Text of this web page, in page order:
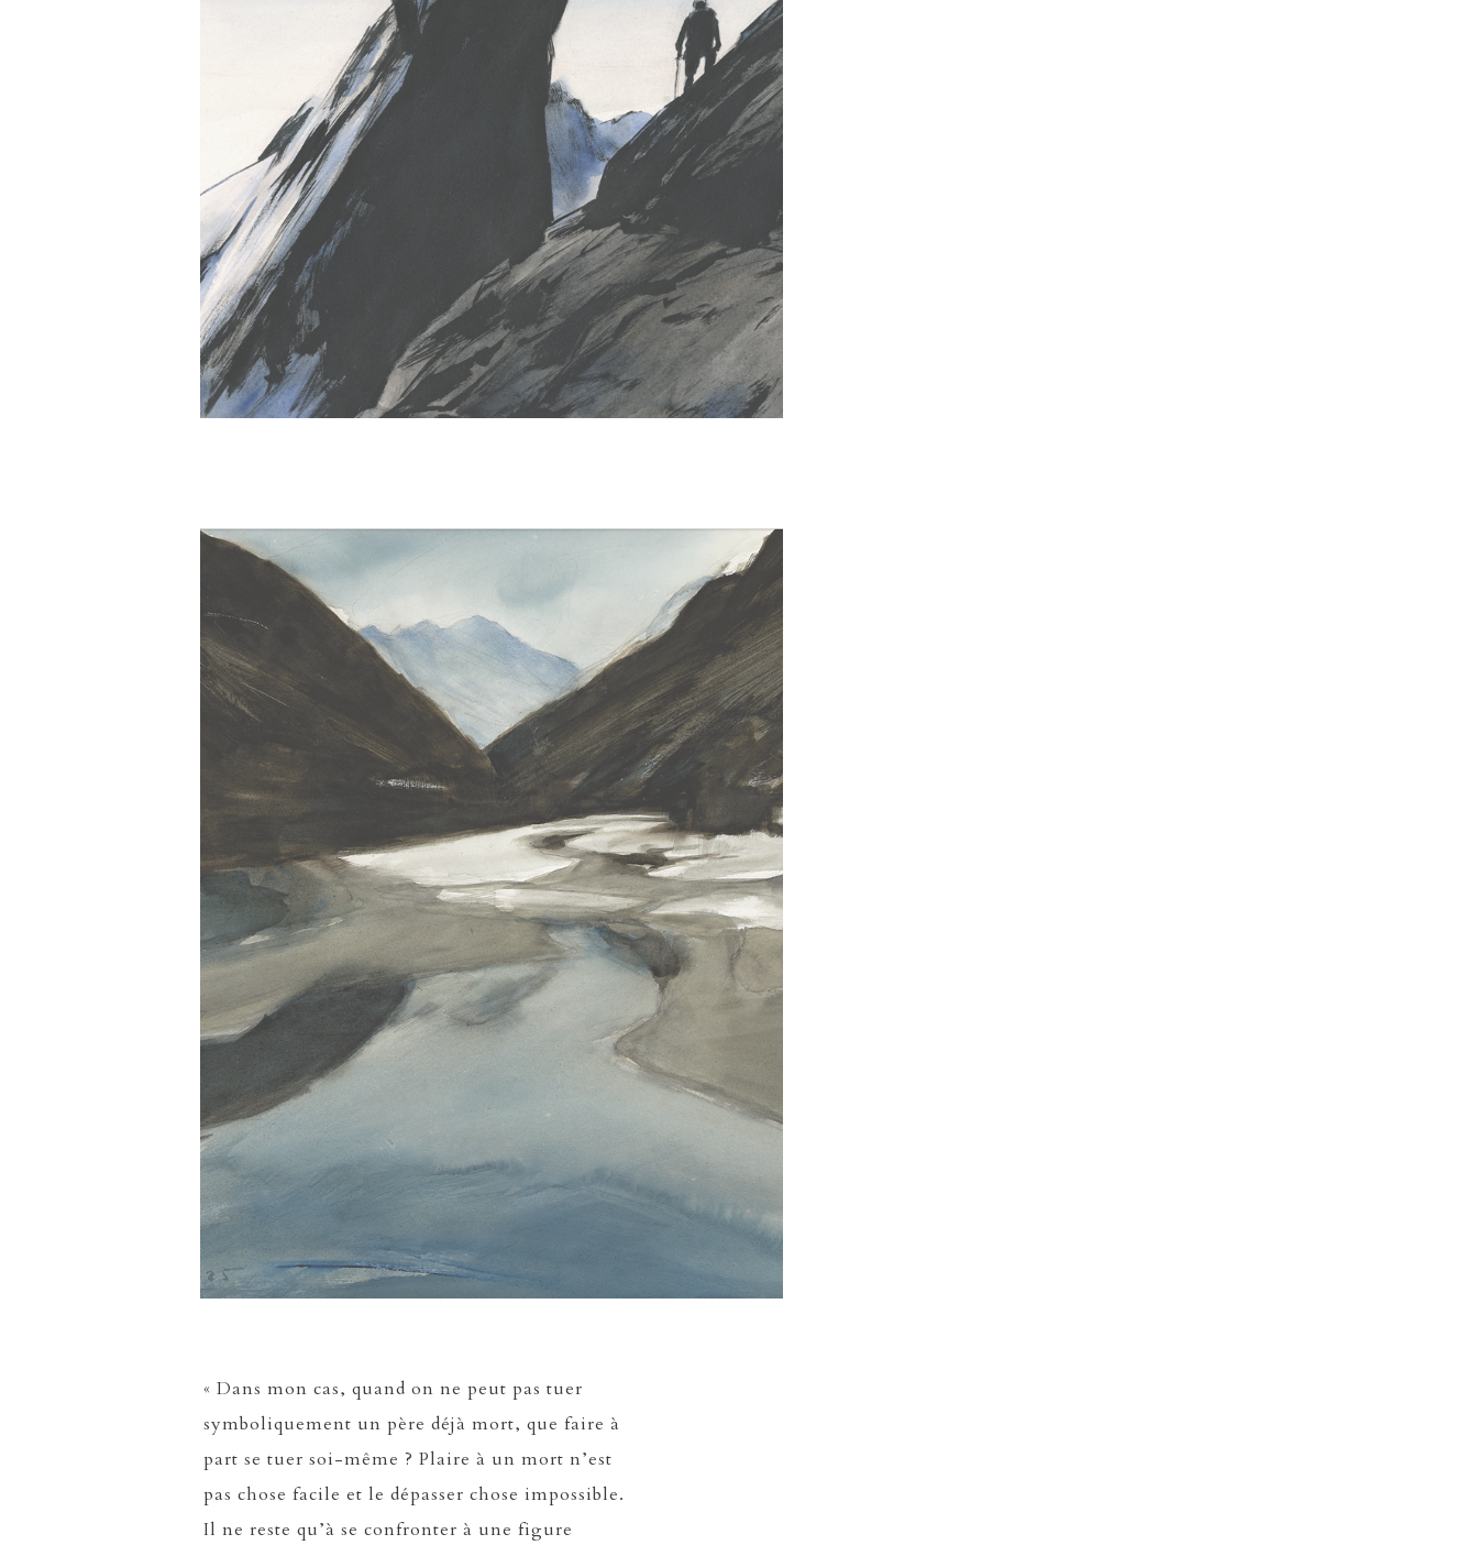
" style="width:530px; height:716px; left:0px; top:-8px;" />
« Dans mon cas, quand on ne peut pas tuer
symboliquement un père déjà mort, que faire à
part se tuer soi-même ? Plaire à un mort n’est
pas chose facile et le dépasser chose impossible.
Il ne reste qu’à se confronter à une figure